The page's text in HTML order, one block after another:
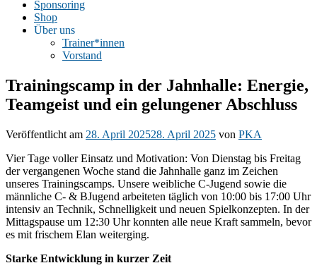
Sponsoring
Shop
Über uns
Trainer*innen
Vorstand
Trainingscamp in der Jahnhalle: Energie,
Teamgeist und ein gelungener Abschluss
Veröffentlicht am 28. April 202528. April 2025 von PKA
Vier Tage voller Einsatz und Motivation: Von Dienstag bis Freitag
der vergangenen Woche stand die Jahnhalle ganz im Zeichen
unseres Trainingscamps. Unsere weibliche C-Jugend sowie die
männliche C- & BJugend arbeiteten täglich von 10:00 bis 17:00 Uhr
intensiv an Technik, Schnelligkeit und neuen Spielkonzepten. In der
Mittagspause um 12:30 Uhr konnten alle neue Kraft sammeln, bevor
es mit frischem Elan weiterging.
Starke Entwicklung in kurzer Zeit